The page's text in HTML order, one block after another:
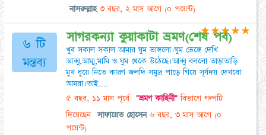
নাসরুল্লাহ ৩ বছর, ২ মাস আগে (০ পয়েন্ট)
৬ টি
মন্তব্য
সাগরকন্যা কুয়াকাটা ভ্রমণ(শেষ পর্ব)
খুব সকাল সকাল আমার ঘুম ভাঙ্গলো।ঘুম ভেঙ্গে দেখি
আব্বু,আম্মু,মামি ও ঘুম থেকে উঠেছে।আব্বু বললো তাড়াতাড়ি
মুখ ধুয়ে নিতে কারণ জলদি সমুদ্র পাড়ে গিয়ে সূর্যদয় দেখবো
আমরা।তাই....
৫ বছর, ১১ মাস পূর্বে "ভ্রমণ কাহিনী"বিভাগে গল্পটি
দিয়েছেন
সাফায়েত হোসেন ৬ বছর, ৩ মাস আগে (০
পয়েন্ট)
★★★★★